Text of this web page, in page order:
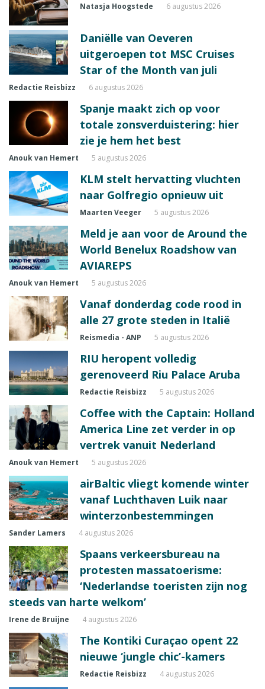
Natasja Hoogstede 6 augustus 2026
Daniëlle van Oeveren
uitgeroepen tot MSC Cruises
Star of the Month van juli
Redactie Reisbizz 6 augustus 2026
Spanje maakt zich op voor
totale zonsverduistering: hier
zie je hem het best
Anouk van Hemert 5 augustus 2026
KLM stelt hervatting vluchten
naar Golfregio opnieuw uit
Maarten Veeger 5 augustus 2026
Meld je aan voor de Around the
World Benelux Roadshow van
AVIAREPS
Anouk van Hemert 5 augustus 2026
Vanaf donderdag code rood in
alle 27 grote steden in Italië
Reismedia - ANP 5 augustus 2026
RIU heropent volledig
gerenoveerd Riu Palace Aruba
Redactie Reisbizz 5 augustus 2026
Coffee with the Captain: Holland
America Line zet verder in op
vertrek vanuit Nederland
Anouk van Hemert 5 augustus 2026
airBaltic vliegt komende winter
vanaf Luchthaven Luik naar
winterzonbestemmingen
Sander Lamers 4 augustus 2026
Spaans verkeersbureau na
protesten massatoerisme:
‘Nederlandse toeristen zijn nog
steeds van harte welkom’
Irene de Bruijne 4 augustus 2026
The Kontiki Curaçao opent 22
nieuwe ‘jungle chic’-kamers
Redactie Reisbizz 4 augustus 2026